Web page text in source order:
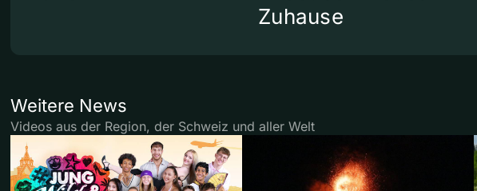
Zuhause
Weitere News
Videos aus der Region, der Schweiz und aller Welt